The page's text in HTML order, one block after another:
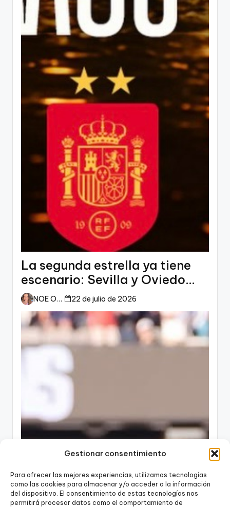
Gestionar consentimiento
Para ofrecer las mejores experiencias, utilizamos tecnologías
como las cookies para almacenar y/o acceder a la información
del dispositivo. El consentimiento de estas tecnologías nos
permitirá procesar datos como el comportamiento de
La segunda estrella ya tiene
escenario: Sevilla y Oviedo
esperan a España
NOE ORTIZ 22 de julio de 2026